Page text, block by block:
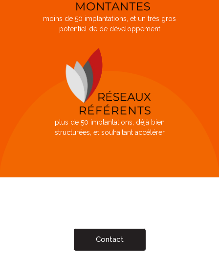
moins de 50 implantations, et un très gros
potentiel de de développement
plus de 50 implantations, déjà bien
structurées, et souhaitant accélérer
Contact